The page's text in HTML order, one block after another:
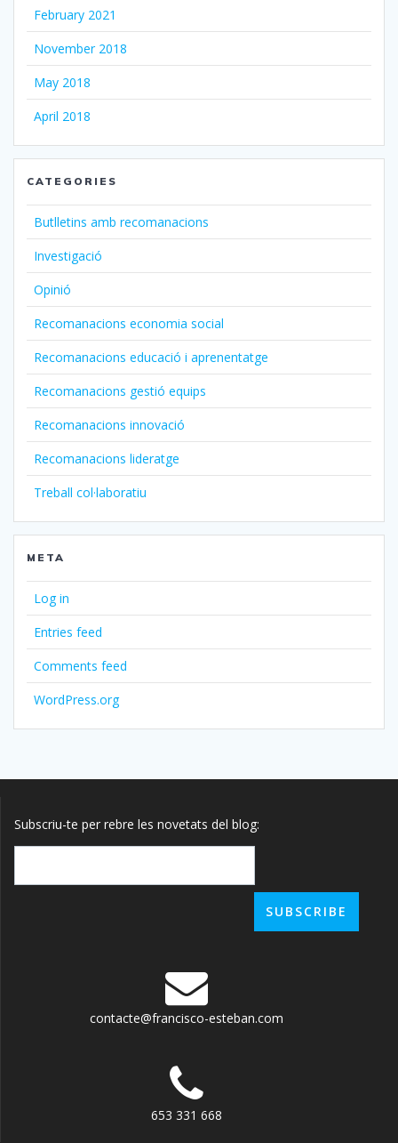
February 2021
November 2018
May 2018
April 2018
CATEGORIES
Butlletins amb recomanacions
Investigació
Opinió
Recomanacions economia social
Recomanacions educació i aprenentatge
Recomanacions gestió equips
Recomanacions innovació
Recomanacions lideratge
Treball col·laboratiu
META
Log in
Entries feed
Comments feed
WordPress.org
Subscriu-te per rebre les novetats del blog:
contacte@francisco-esteban.com
653 331 668